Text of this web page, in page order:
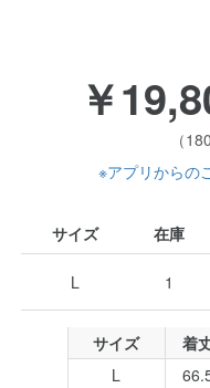
￥
（
※アプリからの
サイズ 在庫
L 1
サイズ 着
L